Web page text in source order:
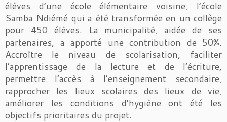
élèves d’une école élémentaire voisine, l’école
Samba Ndiémé qui a été transformée en un collège
pour 450 élèves. La municipalité, aidée de ses
partenaires, a apporté une contribution de 50%.
Accroître le niveau de scolarisation, faciliter
l’apprentissage de la lecture et de l’écriture,
permettre l’accès à l’enseignement secondaire,
rapprocher les lieux scolaires des lieux de vie,
améliorer les conditions d’hygiène ont été les
objectifs prioritaires du projet.